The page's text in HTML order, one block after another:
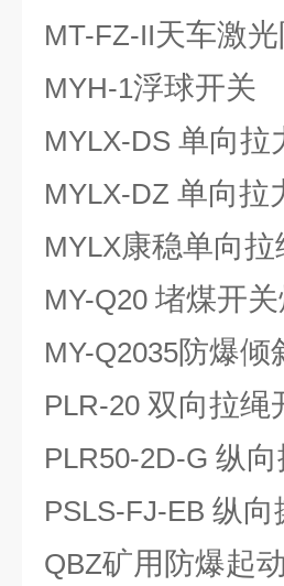
MT-FZ-II天车激
MYH-1浮球开关
MYLX-DS 单向拉
MYLX-DZ 单向拉
MYLX康稳单向拉
MY-Q20 堵煤开
MY-Q2035防爆倾
PLR-20 双向拉绳
PLR50-2D-G 纵
PSLS-FJ-EB 纵向
QBZ矿用防爆起